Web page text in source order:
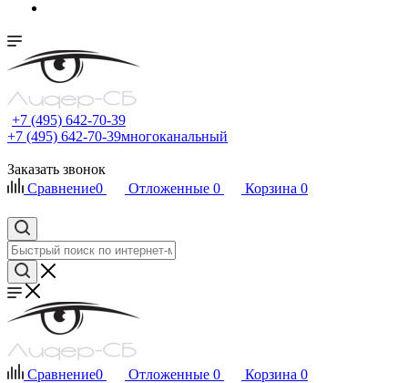
+7 (495) 642-70-39
+7 (495) 642-70-39многоканальный
Заказать звонок
Сравнение0 Отложенные 0 Корзина 0
Сравнение0 Отложенные 0 Корзина 0